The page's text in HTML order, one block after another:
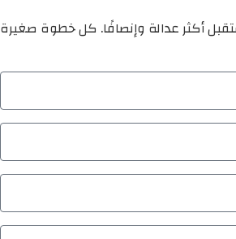
أكثر عدالة وإنصافًا. كل خطوة صغيرة